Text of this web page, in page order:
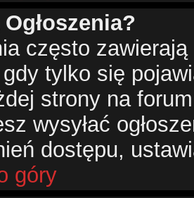
często
tylko się
strony na
wysyłać
dostępu,
góry